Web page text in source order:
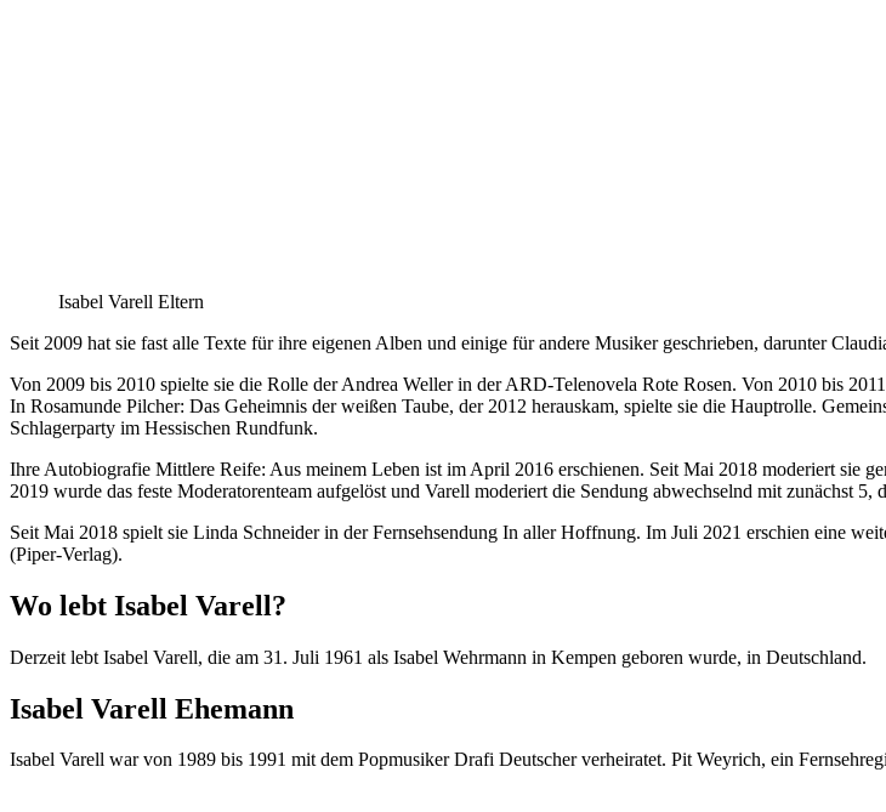
Isabel Varell Eltern
Seit 2009 hat sie fast alle Texte für ihre eigenen Alben und einige für andere Musiker geschrieben, darunter
Von 2009 bis 2010 spielte sie die Rolle der Andrea Weller in der ARD-Telenovela Rote Rosen. Von 2010 bis
In Rosamunde Pilcher: Das Geheimnis der weißen Taube, der 2012 herauskam, spielte sie die Hauptrolle.
Schlagerparty im Hessischen Rundfunk.
Ihre Autobiografie Mittlere Reife: Aus meinem Leben ist im April 2016 erschienen. Seit Mai 2018 moderiert sie
2019 wurde das feste Moderatorenteam aufgelöst und Varell moderiert die Sendung abwechselnd mit zunächst 5,
Seit Mai 2018 spielt sie Linda Schneider in der Fernsehsendung In aller Hoffnung. Im Juli 2021 erschien eine
(Piper-Verlag).
Wo lebt Isabel Varell?
Derzeit lebt Isabel Varell, die am 31. Juli 1961 als Isabel Wehrmann in Kempen geboren wurde, in Deutschland.
Isabel Varell Ehemann
Isabel Varell war von 1989 bis 1991 mit dem Popmusiker Drafi Deutscher verheiratet. Pit Weyrich, ein